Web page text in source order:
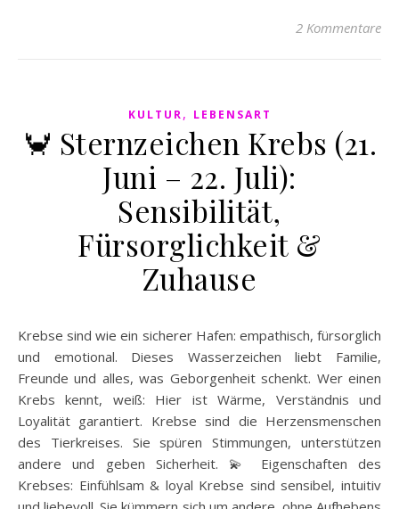
2 Kommentare
KULTUR, LEBENSART
🦀 Sternzeichen Krebs (21.
Juni – 22. Juli):
Sensibilität,
Fürsorglichkeit &
Zuhause
Krebse sind wie ein sicherer Hafen: empathisch, fürsorglich
und emotional. Dieses Wasserzeichen liebt Familie,
Freunde und alles, was Geborgenheit schenkt. Wer einen
Krebs kennt, weiß: Hier ist Wärme, Verständnis und
Loyalität garantiert. Krebse sind die Herzensmenschen
des Tierkreises. Sie spüren Stimmungen, unterstützen
andere und geben Sicherheit. 💫 Eigenschaften des
Krebses: Einfühlsam & loyal Krebse sind sensibel, intuitiv